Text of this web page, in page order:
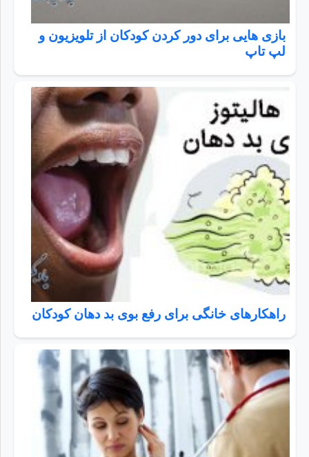
بازی هایی برای دور کردن کودکان از تلویزیون و
لپ تاپ
راهکارهای خانگی برای رفع بوی بد دهان کودکان